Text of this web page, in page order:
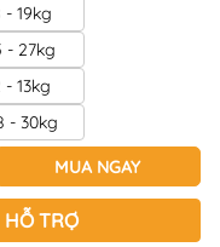
- 19kg
- 27kg
- 13kg
- 30kg
MUA NGAY
HỖ TRỢ